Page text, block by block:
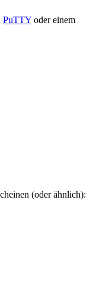
PuTTY oder einem
(oder ähnlich):